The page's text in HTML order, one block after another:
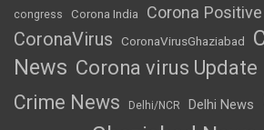
congress Corona India Corona
CoronaVirus CoronaVirusGhaziabad
News Corona virus Update
Crime News Delhi/NCR Delhi News